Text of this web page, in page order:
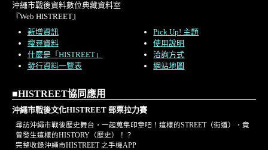
沖繩市戰後資料數位典藏資料室
『Web HISTREET』
新增資訊
搜尋資料
什麼是「HISTREET」
發行資料一覽表
Pick Up! 主題
使用說明
洽詢方式
網站地圖
■HISTREET協同應用
沖繩市戰後文化HISTREET 郵票拉力賽
尋訪沖繩市戰後歷史舞台，一起蒐集印章吧！這樣的STREET（街道），竟
曾發生這樣的HISTORY（歷史）！？
完整收錄沖繩市HISTREET 之手機APP